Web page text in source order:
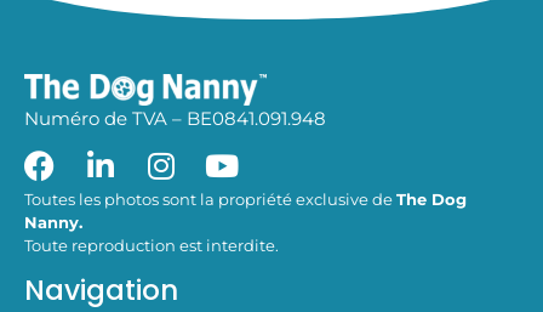
Numéro de TVA – BE0841.091.948
Toutes les photos sont la propriété exclusive deThe Dog
Nanny.
Toute reproduction est interdite.
Navigation